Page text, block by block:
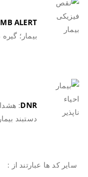
ALERT
بیمار؛
DNR
:
دستبند
سایر کد ها عبارتند از :